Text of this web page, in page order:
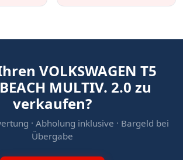
VOLKSWAGEN T5
MULTIV. 2.0 zu
verkaufen?
· Abholung inklusive · Bargeld bei
Übergabe